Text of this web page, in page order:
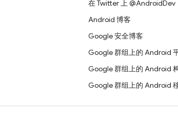
在 Twitter 上 @AndroidDev
Android 博客
Google 安全博客
Google 群组上的 Android
Google 群组上的 Android
Google 群组上的 Android